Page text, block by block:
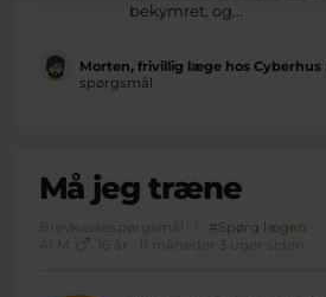
bekymret, og...
Morten, frivillig læge hos Cyberhus
spørgsmål
Må jeg træne
Brevkassespørgsmål
#Spørg lægen
Af M